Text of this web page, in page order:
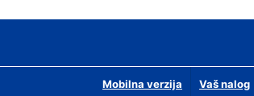
Mobilna verzija Vaš nalog